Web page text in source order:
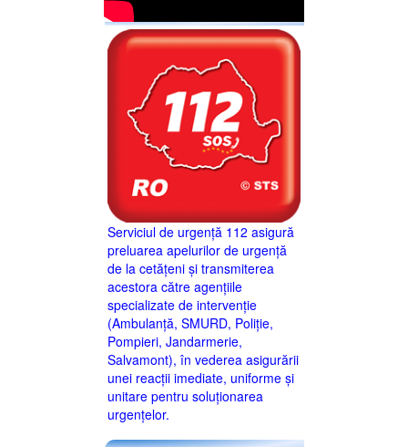
Serviciul de urgență 112 asigură
preluarea apelurilor de urgență
de la cetățeni și transmiterea
acestora către agențiile
specializate de intervenție
(Ambulanță, SMURD, Poliție,
Pompieri, Jandarmerie,
Salvamont), în vederea asigurării
unei reacții imediate, uniforme și
unitare pentru soluționarea
urgențelor.